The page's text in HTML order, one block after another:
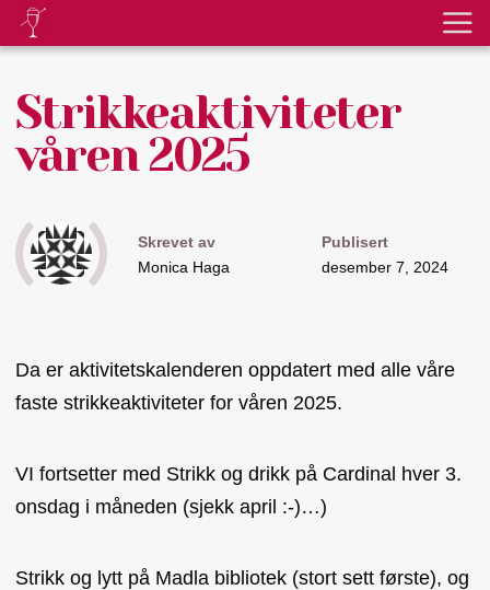
Strikkeaktiviteter
våren 2025
Skrevet av
Monica Haga
Publisert
desember 7, 2024
Da er aktivitetskalenderen oppdatert med alle våre
faste strikkeaktiviteter for våren 2025.
VI fortsetter med Strikk og drikk på Cardinal hver 3.
onsdag i måneden (sjekk april :-)…)
Strikk og lytt på Madla bibliotek (stort sett første), og